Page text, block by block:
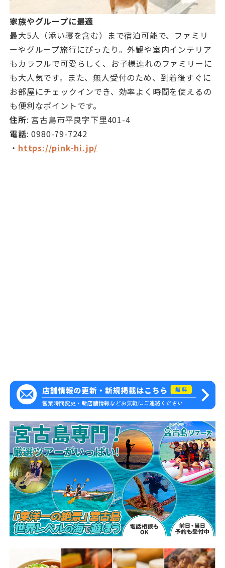
家族やグループに最適
最大5人（添い寝を含む）まで宿泊可能で、ファミリ
ーやグループ旅行にぴったり。外観や室内インテリア
もカラフルで可愛らしく、お子様連れのファミリーに
も大人気です。また、無人受付のため、到着後すぐに
お部屋にチェックインでき、効率よく時間を使えるの
も便利なポイントです。
住所: 宮古島市平良字下里401-4
電話: 0980-79-7242
・ https://pink-hi.jp/